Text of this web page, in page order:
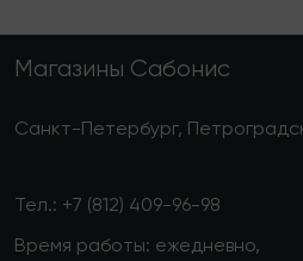
Магазины Сабонис
Санкт-Петербург,
Тел.: +7 (812) 409-96-98
Время работы: ежедневно,